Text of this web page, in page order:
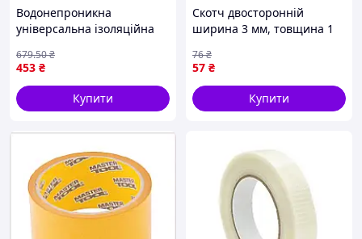
Водонепроникна
універсальна ізоляційна
ремонту труб і захисту від
вологи FLAME
453 ₴
679.50₴
Купити
Скотч двосторонній
ширина 3 мм, товщина 1
поліуретановій основі
57 ₴
76₴
Купити